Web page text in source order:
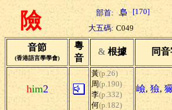
險 部首: [170]
大五碼: C049
音節
(香港語言學學會)
粵
音
& 根據 同
him2
黃(p.26)
周(p.190)
李(p.332)
何(p.182)
嶮, 獫,